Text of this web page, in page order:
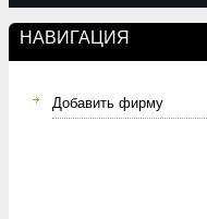
НАВИГАЦИЯ
Добавить фирму